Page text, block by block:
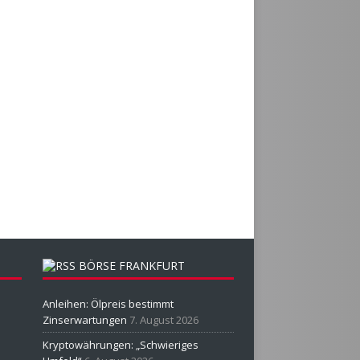
BÖRSE FRANKFURT
Anleihen: Ölpreis bestimmt
Zinserwartungen 7. August 2026
Kryptowährungen: „Schwieriges